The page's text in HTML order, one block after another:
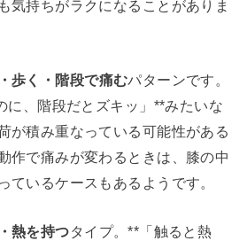
気持ちがラクになることがありま
歩く・階段で痛むパターンです。
に、階段だとズキッ」**みたいな
が積み重なっている可能性がある
作で痛みが変わるときは、膝の中
ているケースもあるようです。
熱を持つタイプ。**「触ると熱